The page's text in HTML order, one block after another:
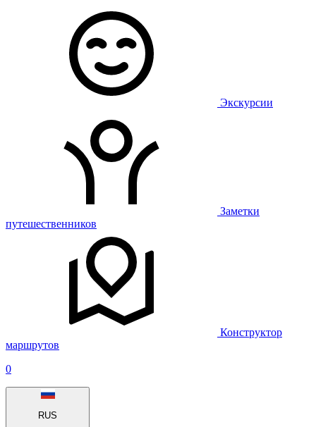
Экскурсии
Заметки
путешественников
Конструктор
маршрутов
0
RUS